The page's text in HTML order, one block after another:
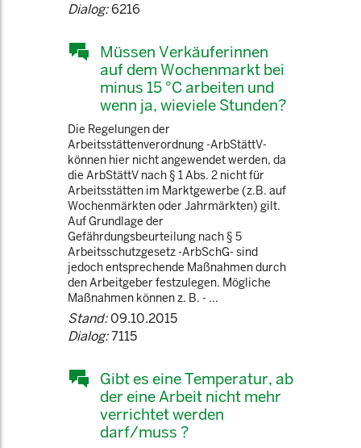
Dialog:6216
Müssen Verkäuferinnen
auf dem Wochenmarkt bei
minus 15 °C arbeiten und
wenn ja, wieviele Stunden?
Die Regelungen der
Arbeitsstättenverordnung -ArbStättV-
können hier nicht angewendet werden, da
die ArbStättV nach § 1 Abs. 2 nicht für
Arbeitsstätten im Marktgewerbe (z.B. auf
Wochenmärkten oder Jahrmärkten) gilt.
Auf Grundlage der
Gefährdungsbeurteilung nach § 5
Arbeitsschutzgesetz -ArbSchG- sind
jedoch entsprechende Maßnahmen durch
den Arbeitgeber festzulegen. Mögliche
Maßnahmen können z. B. - ...
Stand:09.10.2015
Dialog:7115
Gibt es eine Temperatur, ab
der eine Arbeit nicht mehr
verrichtet werden
darf/muss ?